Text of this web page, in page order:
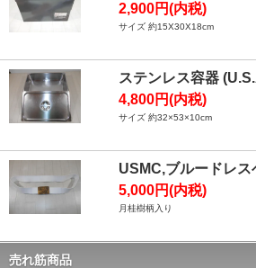
2,900円(内税)
サイズ 約15X30X18cm
ステンレス容器
4,800円(内税)
サイズ 約32×53×10cm
USMC,ブルードレス
5,000円(内税)
月桂樹柄入り
売れ筋商品